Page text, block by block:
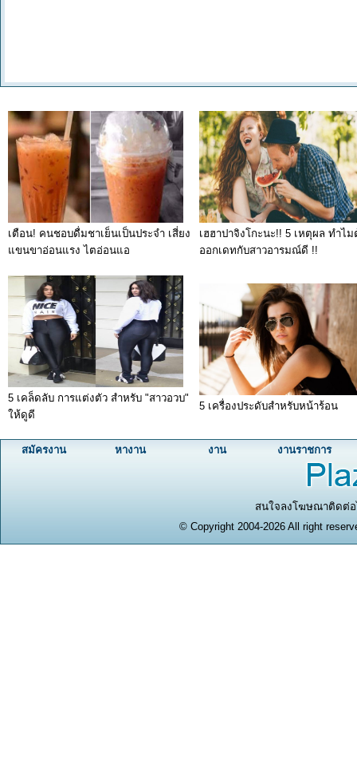
เตือน! คนชอบดื่มชาเย็นเป็นประจำ เสี่ยง
แขนขาอ่อนแรง ไตอ่อนแอ
เฮฮาปาจิงโกะนะ!! 5 เหตุผล ทำไม
ออกเดทกับสาวอารมณ์ดี !!
5 เคล็ดลับ การแต่งตัว สำหรับ "สาวอวบ"
ให้ดูดี
5 เครื่องประดับสำหรับหน้าร้อน
สมัครงาน หางาน งาน งานราชการ
สนใจลงโฆษณาติดต่อ
© Copyright 2004-2026 All right